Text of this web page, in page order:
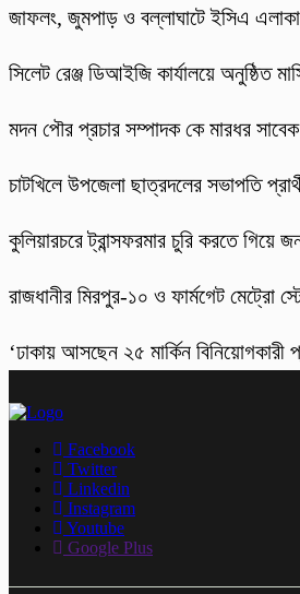
​জাফলং, জুমপাড় ও বল্লাঘাটে ইসিএ
‎সিলেট রেঞ্জ ডিআইজি কার্যালয়ে অনুষ্ঠিত
মদন পৌর প্রচার সম্পাদক কে মারধর
চাটখিলে উপজেলা ছাত্রদলের সভাপতি
কুলিয়ারচরে ট্রান্সফরমার চুরি করতে গিয়ে
রাজধানীর মিরপুর-১০ ও ফার্মগেট মেট্রো
‘ঢাকায় আসছেন ২৫ মার্কিন বিনিয়োগকারী
Facebook
Twitter
Linkedin
Instagram
Youtube
Google Plus